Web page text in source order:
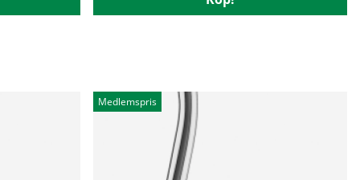
Medlemspris